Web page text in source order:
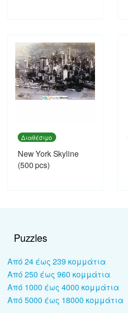
Διαθέσιμο
New York Skyline
(500 pcs)
Puzzles
Από 24 έως 239 κομμάτια
Από 250 έως 960 κομμάτια
Από 1000 έως 4000 κομμάτια
Από 5000 έως 18000 κομμάτια